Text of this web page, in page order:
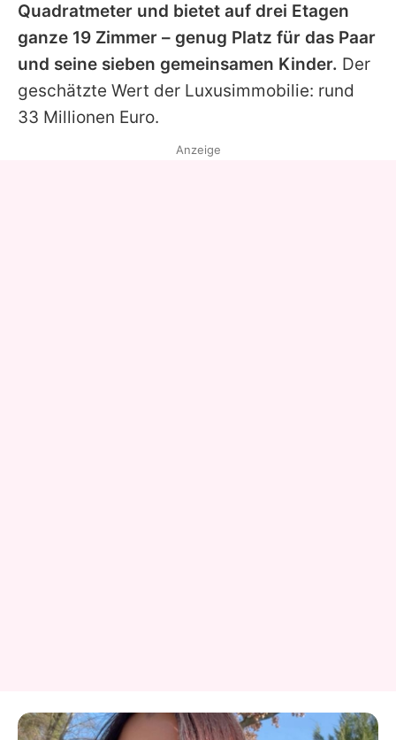
Impressum
Datenschutzerklärung
Utiq verwalten
Quadratmeter und bietet auf drei Etagen
ganze 19 Zimmer – genug Platz für das Paar
und seine sieben gemeinsamen Kinder. Der
geschätzte Wert der Luxusimmobilie: rund
33 Millionen Euro.
Anzeige